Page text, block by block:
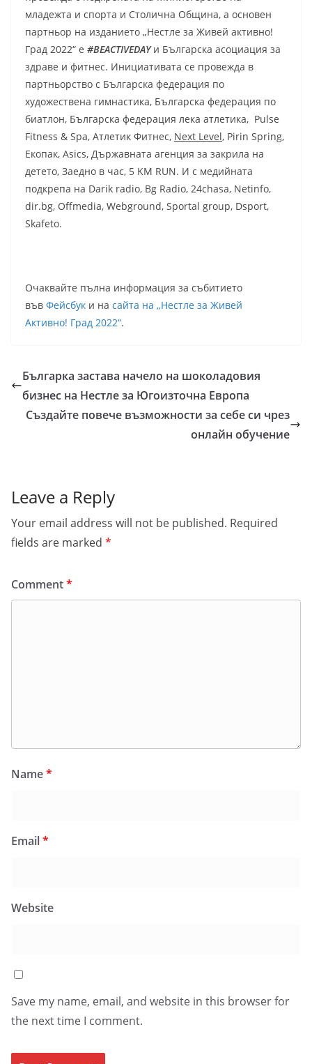
младежта и спорта и Столична Община, а основен
партньор на изданието „Нестле за Живей активно!
Град 2022“ е #BEACTIVEDAYи Българска асоциация за
здраве и фитнес. Инициативата се провежда в
партньорство с Българска федерация по
художествена гимнастика, Българска федерация по
биатлон, Българска федерация лека атлетика, Pulse
Fitness & Spa, Атлетик Фитнес, Next Level, Pirin Spring,
Екопак, Asics, Държавната агенция за закрила на
детето, Заедно в час, 5 KM RUN. И с медийната
подкрепа на Darik radio, Bg Radio, 24chasa, Netinfo,
dir.bg, Offmedia, Webground, Sportal group, Dsport,
Skafeto​.
Очаквайте пълна информация за събитието
във Фейсбук и на сайта на „Нестле за Живей
Активно! Град 2022“.
Българка застава начело на шоколадовия
бизнес на Нестле за Югоизточна Европа
Създайте повече възможности за себе си чрез
онлайн обучение
Leave a Reply
Your email address will not be published. Required
fields are marked *
Comment*
Name*
Email*
Website
Save my name, email, and website in this browser for
the next time I comment.